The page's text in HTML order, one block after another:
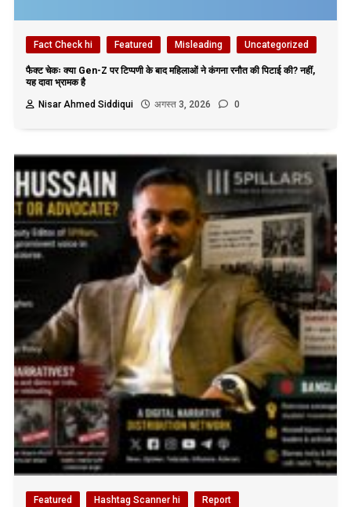
Fact Check hi Featured Misleading Uncategorized
फैक्ट चेकः क्या Gen-Z पर टिप्पणी के बाद महिलाओं ने कंगना रनौत की पिटाई की? नहीं,
यह दावा भ्रामक है
Nisar Ahmed Siddiqui
अगस्त 3, 2026 0
Featured Hashtag Scanner hi Report